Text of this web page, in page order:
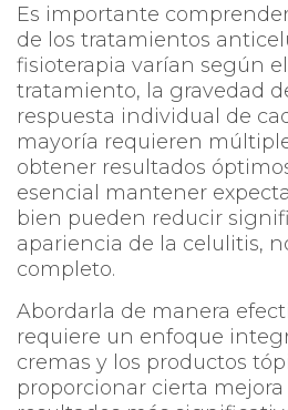
Es importante
de los tratamientos
fisioterapia varían según
tratamiento, la gravedad
respuesta individual de
mayoría requieren
obtener resultados
esencial mantener
bien pueden reducir
apariencia de la celulitis,
completo.
Abordarla de manera
requiere un enfoque
cremas y los productos
proporcionar cierta mejora